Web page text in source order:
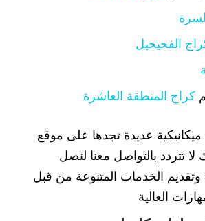
الفحيحيل
كراج المنطقة العاشرة
عديدة تجدها على موقع
لا تتردد بالتواصل معنا لنصل
الخدمات المتنوعة من قبل
العالية